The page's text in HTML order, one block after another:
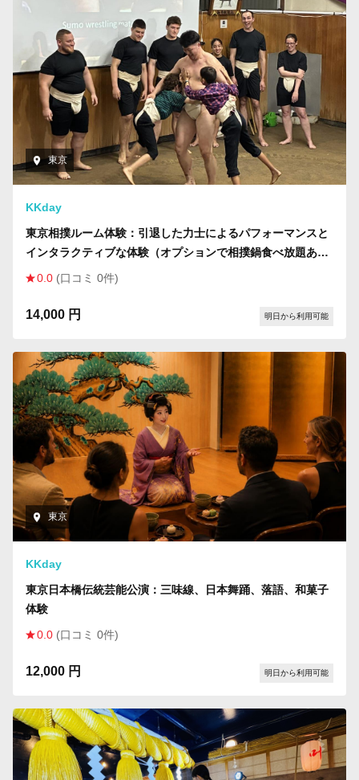
東京
KKday
東京相撲ルーム体験：引退した力士によるパフォーマンスと
インタラクティブな体験（オプションで相撲鍋食べ放題あ
り）。
0.0 (口コミ 0件)
14,000 円 明日から利用可能
東京
KKday
東京日本橋伝統芸能公演：三味線、日本舞踊、落語、和菓子
体験
0.0 (口コミ 0件)
12,000 円 明日から利用可能